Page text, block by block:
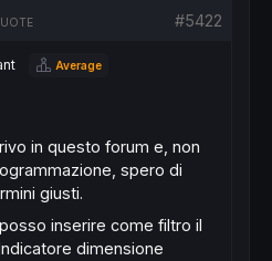
#5422
Average
in questo forum e, non
spero di
giusti.
inserire come filtro il
dimensione